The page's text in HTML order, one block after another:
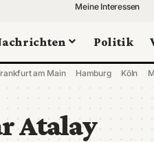
Meine Interessen
Politik
am Main Hamburg Köln
Atalay